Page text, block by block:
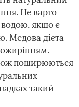
Не варто
якщо є
Медова дієта
поширюються
такий